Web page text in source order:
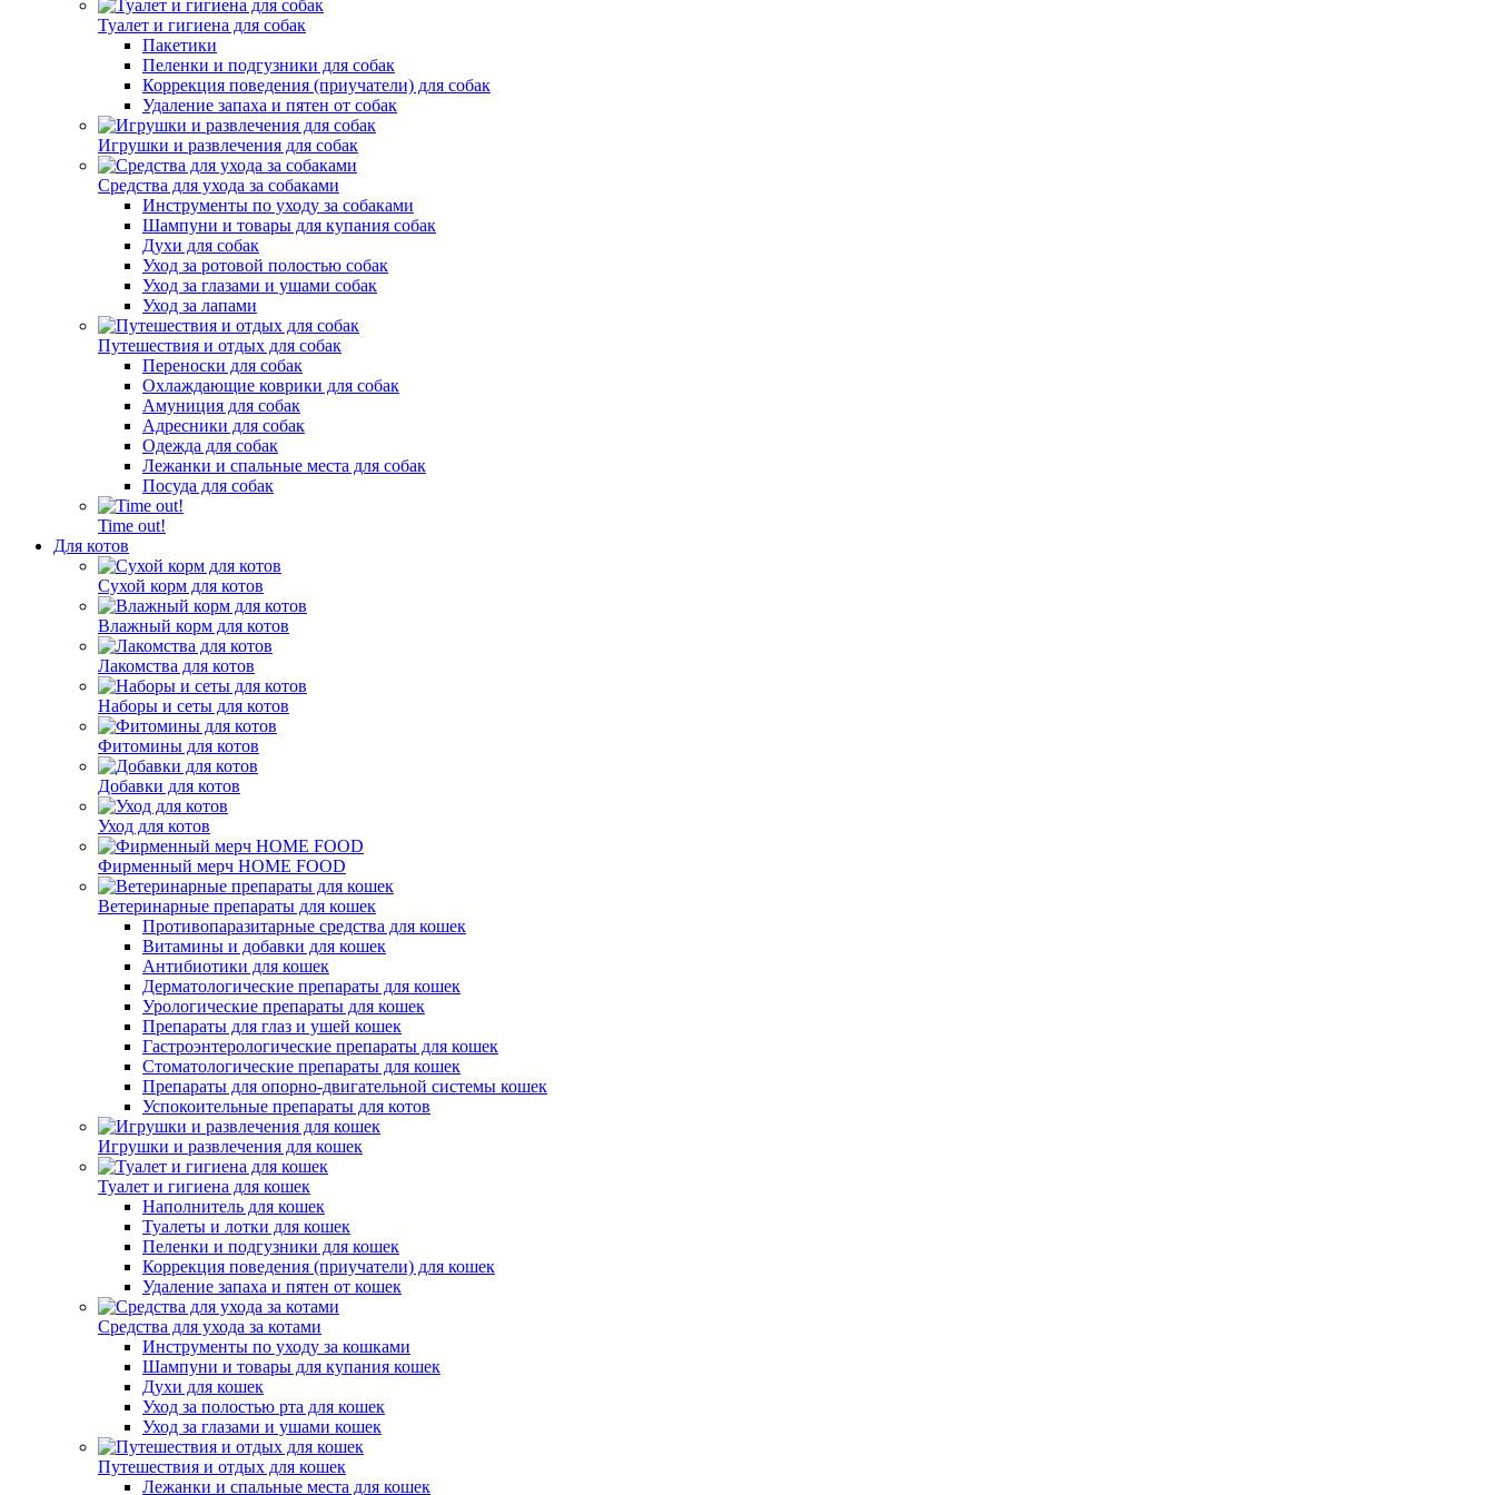
Туалет и гигиена для собак
Пакетики
Пеленки и подгузники для собак
Коррекция поведения (приучатели) для собак
Удаление запаха и пятен от собак
Игрушки и развлечения для собак
Средства для ухода за собаками
Инструменты по уходу за собаками
Шампуни и товары для купания собак
Духи для собак
Уход за ротовой полостью собак
Уход за глазами и ушами собак
Уход за лапами
Путешествия и отдых для собак
Переноски для собак
Охлаждающие коврики для собак
Амуниция для собак
Адресники для собак
Одежда для собак
Лежанки и спальные места для собак
Посуда для собак
Time out!
Для котов
Сухой корм для котов
Влажный корм для котов
Лакомства для котов
Наборы и сеты для котов
Фитомины для котов
Добавки для котов
Уход для котов
Фирменный мерч HOME FOOD
Ветеринарные препараты для кошек
Противопаразитарные средства для кошек
Витамины и добавки для кошек
Антибиотики для кошек
Дерматологические препараты для кошек
Урологические препараты для кошек
Препараты для глаз и ушей кошек
Гастроэнтерологические препараты для кошек
Стоматологические препараты для кошек
Препараты для опорно-двигательной системы кошек
Успокоительные препараты для котов
Игрушки и развлечения для кошек
Туалет и гигиена для кошек
Наполнитель для кошек
Туалеты и лотки для кошек
Пеленки и подгузники для кошек
Коррекция поведения (приучатели) для кошек
Удаление запаха и пятен от кошек
Средства для ухода за котами
Инструменты по уходу за кошками
Шампуни и товары для купания кошек
Духи для кошек
Уход за полостью рта для кошек
Уход за глазами и ушами кошек
Путешествия и отдых для кошек
Лежанки и спальные места для кошек